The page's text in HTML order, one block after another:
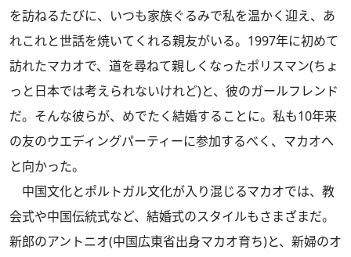
を訪ねるたびに、いつも家族ぐるみで私を温かく迎え、あ
れこれと世話を焼いてくれる親友がいる。1997年に初めて
訪れたマカオで、道を尋ねて親しくなったポリスマン(ちょ
っと日本では考えられないけれど)と、彼のガールフレンド
だ。そんな彼らが、めでたく結婚することに。私も10年来
の友のウエディングパーティーに参加するべく、マカオへ
と向かった。
中国文化とポルトガル文化が入り混じるマカオでは、教
会式や中国伝統式など、結婚式のスタイルもさまざまだ。
新郎のアントニオ(中国広東省出身マカオ育ち)と、新婦のオ